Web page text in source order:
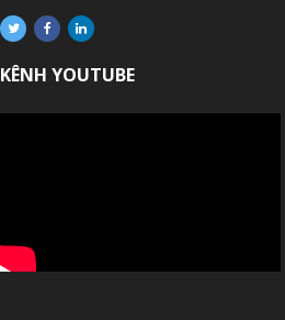
KÊNH YOUTUBE